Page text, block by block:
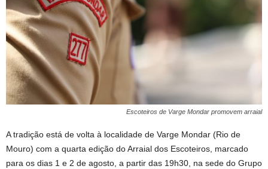
Escoteiros de Varge Mondar promovem arraial
A tradição está de volta à localidade de Varge Mondar (Rio de
Mouro) com a quarta edição do Arraial dos Escoteiros, marcado
para os dias 1 e 2 de agosto, a partir das 19h30, na sede do Grupo